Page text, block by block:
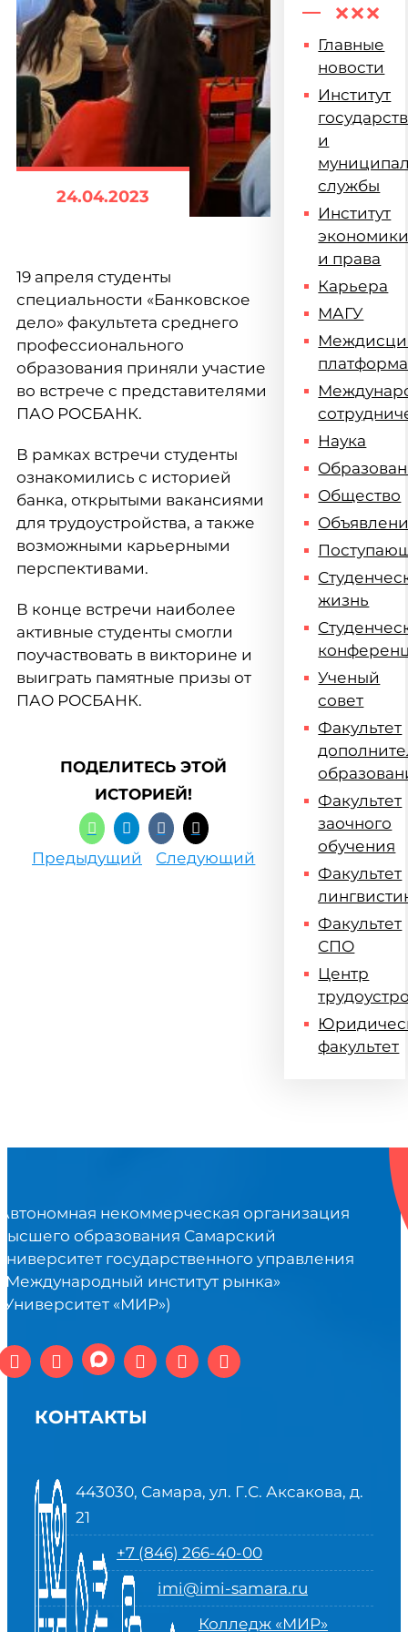
24.04.2023
19 апреля студенты
специальности «Банковское
дело» факультета среднего
профессионального
образования приняли участие
во встрече с представителями
ПАО РОСБАНК.
В рамках встречи студенты
ознакомились с историей
банка, открытыми вакансиями
для трудоустройства, а также
возможными карьерными
перспективами.
В конце встречи наиболее
активные студенты смогли
поучаствовать в викторине и
выиграть памятные призы от
ПАО РОСБАНК.
ПОДЕЛИТЕСЬ ЭТОЙ
ИСТОРИЕЙ!
Предыдущий Следующий
Главные
новости
Институт
и
службы
Институт
и права
Карьера
МАГУ
платформа
Наука
Общество
жизнь
Ученый
совет
Факультет
Факультет
заочного
обучения
Факультет
Факультет
СПО
Центр
факультет
некоммерческая организация
образования Самарский
государственного управления
институт рынка»
«МИР»)
КОНТАКТЫ
443030, Самара, ул. Г.С. Аксакова, д.
21
+7 (846) 266-40-00
imi@imi-samara.ru
Колледж «МИР»